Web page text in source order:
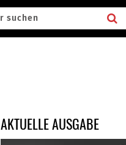
AKTUELLE AUSGABE